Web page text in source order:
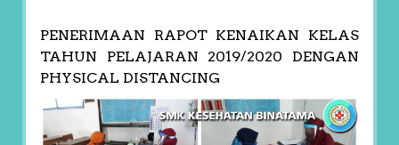
PENERIMAAN RAPOT KENAIKAN KELAS
TAHUN PELAJARAN 2019/2020 DENGAN
PHYSICAL DISTANCING